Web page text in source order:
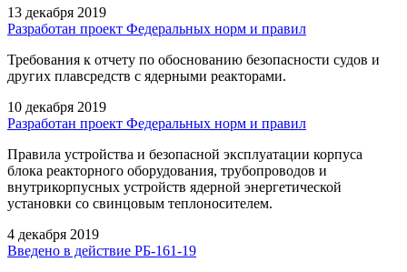
13 декабря 2019
Разработан проект Федеральных норм и правил
Требования к отчету по обоснованию безопасности судов и
других плавсредств с ядерными реакторами.
10 декабря 2019
Разработан проект Федеральных норм и правил
Правила устройства и безопасной эксплуатации корпуса
блока реакторного оборудования, трубопроводов и
внутрикорпусных устройств ядерной энергетической
установки со свинцовым теплоносителем.
4 декабря 2019
Введено в действие РБ-161-19